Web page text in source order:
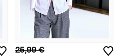
25,99 €